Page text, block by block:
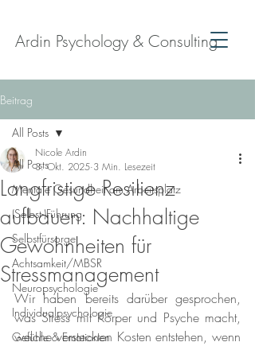
Ardin Psychology & Consulting
Beitrag
All Posts
Mentale Gesundheit am Arbeitsplatz
(Selbst-)Führung
Selbstfürsorge
Achtsamkeit/MBSR
Neuropsychologie
Individualpsychologie
Gefühle & Emotionen
All Posts
Langfristige Resilienz
aufbauen: Nachhaltige
Gewohnheiten für
Stressmanagement
Nicole Ardin
3. Okt. 2025 3 Min. Lesezeit
Wir haben bereits darüber gesprochen,
was Stress mit Körper und Psyche macht,
welche versteckten Kosten entstehen, wenn